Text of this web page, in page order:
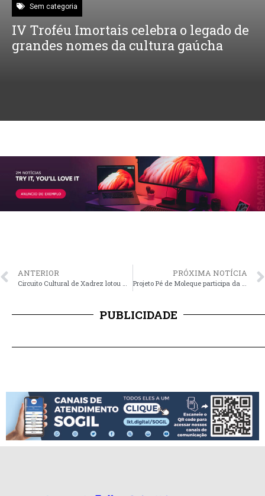
Sem categoria
IV Troféu Imortais celebra o legado de
grandes nomes da cultura gaúcha
ANTERIOR
Circuito Cultural de Xadrez lotou Museu Caldas Júnior no domingo
PRÓXIMA NOTÍCIA
Projeto Pé de Moleque participa da Corrida pela Adoção
PUBLICIDADE